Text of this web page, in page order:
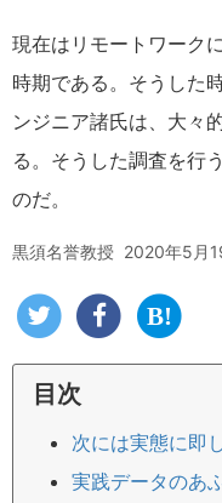
現在はリモートワーク
時期である。そうした
ンジニア諸氏は、大々
る。そうした調査を行
のだ。
黒須名誉教授 2020年5月
目次
次には実態に即
実践データのあ